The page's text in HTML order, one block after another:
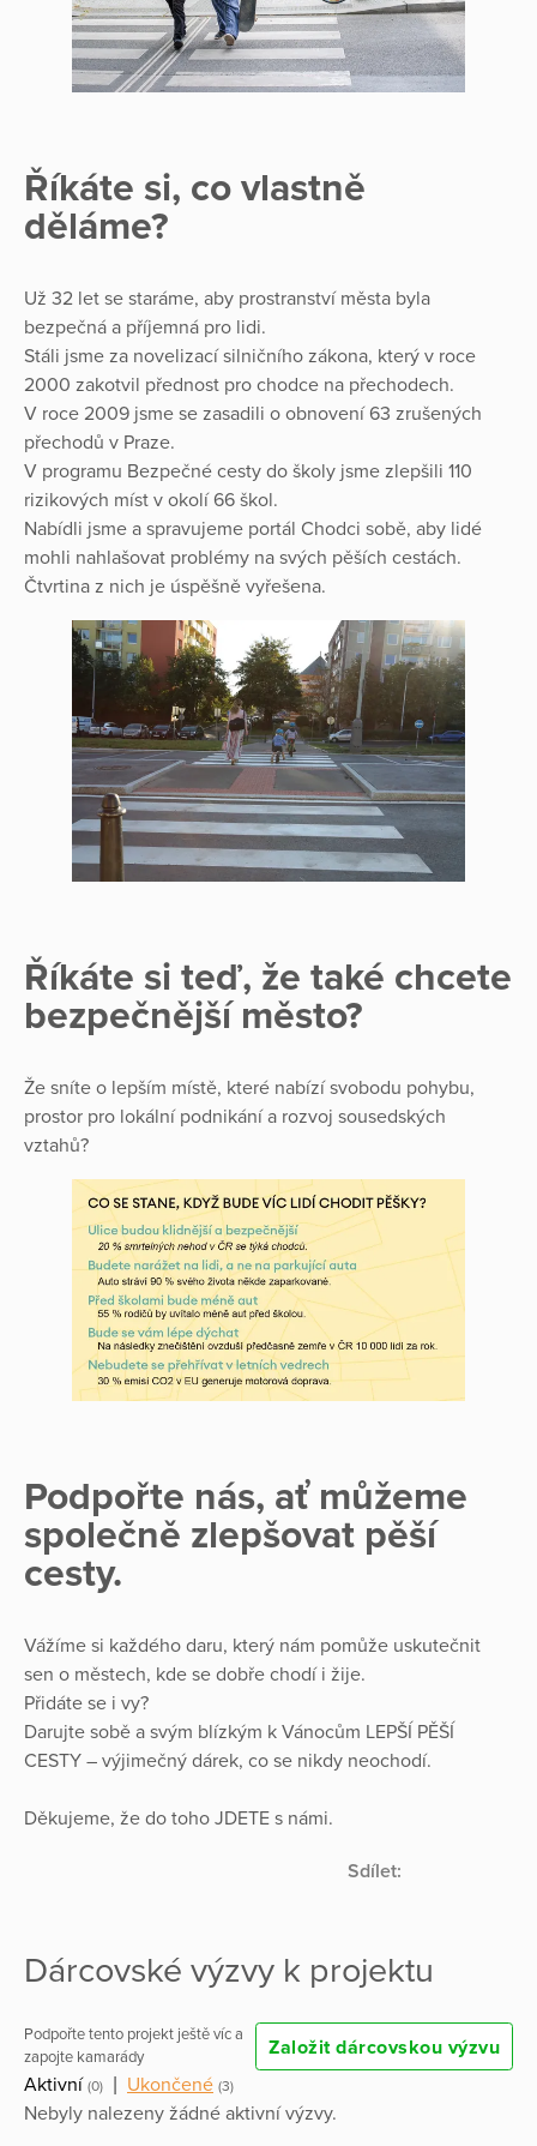
Říkáte si, co vlastně
děláme?
Už 32 let se staráme, aby prostranství města byla
bezpečná a příjemná pro lidi.
Stáli jsme za novelizací silničního zákona, který v roce
2000 zakotvil přednost pro chodce na přechodech.
V roce 2009 jsme se zasadili o obnovení 63 zrušených
přechodů v Praze.
V programu Bezpečné cesty do školy jsme zlepšili 110
rizikových míst v okolí 66 škol.
Nabídli jsme a spravujeme portál Chodci sobě, aby lidé
mohli nahlašovat problémy na svých pěších cestách.
Čtvrtina z nich je úspěšně vyřešena.
Říkáte si teď, že také chcete
bezpečnější město?
Že sníte o lepším místě, které nabízí svobodu pohybu,
prostor pro lokální podnikání a rozvoj sousedských
vztahů?
Podpořte nás, ať můžeme
společně zlepšovat pěší
cesty.
Vážíme si každého daru, který nám pomůže uskutečnit
sen o městech, kde se dobře chodí i žije.
Přidáte se i vy?
Darujte sobě a svým blízkým k Vánocům LEPŠÍ PĚŠÍ
CESTY – výjimečný dárek, co se nikdy neochodí.
Děkujeme, že do toho JDETE s námi.
Sdílet:
Dárcovské výzvy k projektu
Podpořte tento projekt ještě víc a
zapojte kamarády
Založit dárcovskou výzvu
Aktivní (0) Ukončené (3)
Nebyly nalezeny žádné aktivní výzvy.